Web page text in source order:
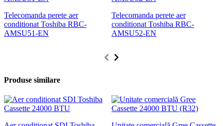
Telecomanda perete aer
conditionat Toshiba RBC-
AMSU51-EN
Telecomanda perete aer
conditionat Toshiba RBC-
AMSU52-EN
Produse similare